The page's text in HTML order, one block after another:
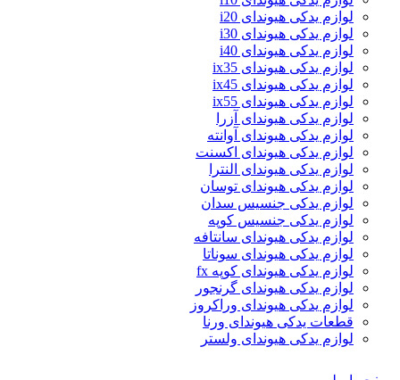
لوازم یدکی هیوندای i20
لوازم یدکی هیوندای i30
لوازم یدکی هیوندای i40
لوازم یدکی هیوندای ix35
لوازم یدکی هیوندای ix45
لوازم یدکی هیوندای ix55
لوازم یدکی هیوندای آزرا
لوازم یدکی هیوندای آوانته
لوازم یدکی هیوندای اکسنت
لوازم یدکی هیوندای النترا
لوازم یدکی هیوندای توسان
لوازم یدکی جنسیس سدان
لوازم یدکی جنسیس کوپه
لوازم یدکی هیوندای سانتافه
لوازم یدکی هیوندای سوناتا
لوازم یدکی هیوندای کوپه fx
لوازم یدکی هیوندای گرنجور
لوازم یدکی هیوندای وراکروز
قطعات یدکی هیوندای ورنا
لوازم یدکی هیوندای ولستر